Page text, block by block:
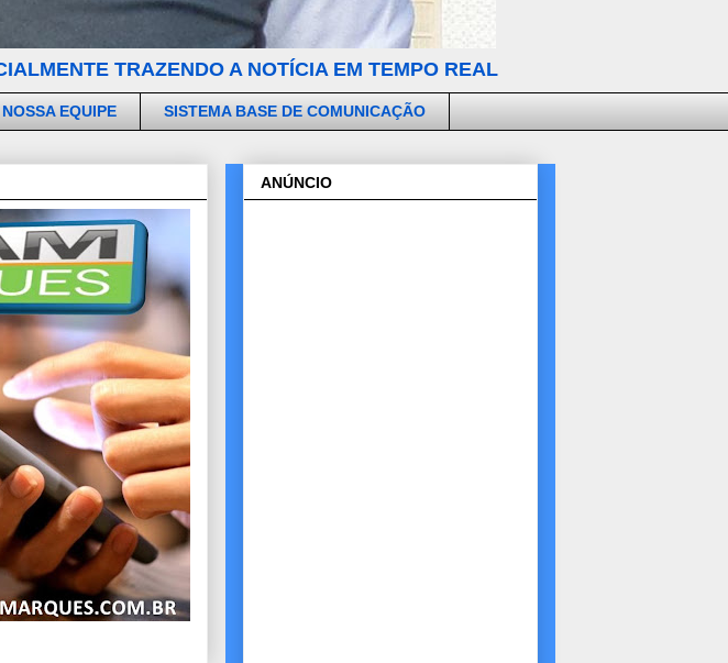
TRAZENDO A NOTÍCIA EM TEMPO REAL
NOSSA EQUIPE SISTEMA BASE DE COMUNICAÇÃO
ANÚNCIO